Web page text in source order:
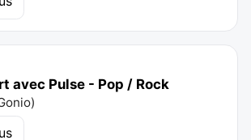
avec Pulse - Pop / Rock
)